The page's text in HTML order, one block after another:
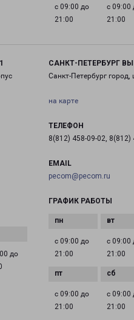
с 09:00 до
21:00
с 09:00
21:00
до
САНКТ-ПЕТЕРБУРГ
Санкт-Петербург город,
на карте
ТЕЛЕФОН
8(812) 458-09-02, 8(812)
EMAIL
pecom@pecom.ru
ГРАФИК РАБОТЫ
с 09:00 до
21:00
с 09:00
21:00
с 09:00 до
21:00
с 09:00
21:00